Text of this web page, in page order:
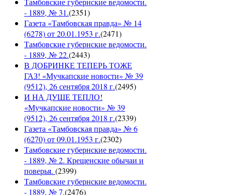
- 1889, № 31.(2351)
Газета «Тамбовская правда» № 14
(6278) от 20.01.1953 г.(2471)
Тамбовские губернские ведомости.
- 1889, № 22.(2443)
В ДОБРИНКЕ ТЕПЕРЬ ТОЖЕ
ГАЗ! «Мучкапские новости» № 39
(9512), 26 сентября 2018 г.(2495)
И НА ДУШЕ ТЕПЛО!
«Мучкапские новости» № 39
(9512), 26 сентября 2018 г.(2339)
Газета «Тамбовская правда» № 6
(6270) от 09.01.1953 г.(2302)
Тамбовские губернские ведомости.
- 1889, № 2. Крещенские обычаи и
поверья. (2399)
Тамбовские губернские ведомости.
- 1889, № 7.(2476)